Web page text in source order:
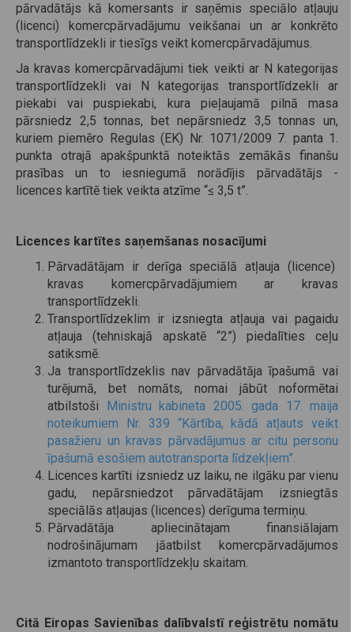
pārvadātājs kā komersants ir saņēmis speciālo atļauju
(licenci) komercpārvadājumu veikšanai un ar konkrēto
transportlīdzekli ir tiesīgs veikt komercpārvadājumus.
Ja kravas komercpārvadājumi tiek veikti ar N kategorijas
transportlīdzekli vai N kategorijas transportlīdzekli ar
piekabi vai puspiekabi, kura pieļaujamā pilnā masa
pārsniedz 2,5 tonnas, bet nepārsniedz 3,5 tonnas un,
kuriem piemēro Regulas (EK) Nr. 1071/2009 7. panta 1.
punkta otrajā apakšpunktā noteiktās zemākās finanšu
prasības un to iesniegumā norādījis pārvadātājs -
licences kartītē tiek veikta atzīme “≤ 3,5 t”.
Licences kartītes saņemšanas nosacījumi
Pārvadātājam ir derīga speciālā atļauja (licence)
kravas komercpārvadājumiem ar kravas
transportlīdzekli.
Transportlīdzeklim ir izsniegta atļauja vai pagaidu
atļauja (tehniskajā apskatē “2”) piedalīties ceļu
satiksmē.
Ja transportlīdzeklis nav pārvadātāja īpašumā vai
turējumā, bet nomāts, nomai jābūt noformētai
atbilstoši
Ministru kabineta 2005. gada 17. maija
noteikumiem Nr. 339 “Kārtība, kādā atļauts veikt
pasažieru un kravas pārvadājumus ar citu personu
īpašumā esošiem autotransporta līdzekļiem”.
Licences kartīti izsniedz uz laiku, ne ilgāku par vienu
gadu, nepārsniedzot pārvadātājam izsniegtās
speciālās atļaujas (licences) derīguma termiņu.
Pārvadātāja apliecinātajam finansiālajam
nodrošinājumam jāatbilst komercpārvadājumos
izmantoto transportlīdzekļu skaitam.
Citā Eiropas Savienības dalībvalstī reģistrētu nomātu